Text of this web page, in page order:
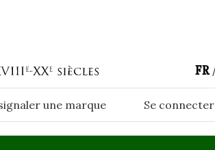
FR
une marque Se connecter